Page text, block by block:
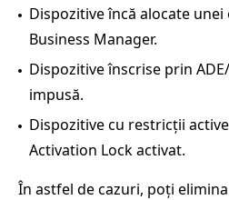
Dispozitive încă alocate
Business Manager.
Dispozitive înscrise prin
impusă.
Dispozitive cu restricții
Activation Lock activat.
În astfel de cazuri, poți